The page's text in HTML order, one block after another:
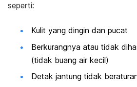
seperti:
Kulit yang dingin dan pucat
Berkurangnya atau tidak
(tidak buang air kecil)
Detak jantung tidak